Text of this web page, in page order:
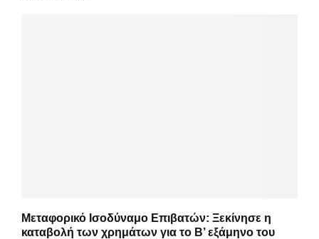
Μεταφορικό Ισοδύναμο Επιβατών: Ξεκίνησε η
καταβολή των χρημάτων για το Β’ εξάμηνο του